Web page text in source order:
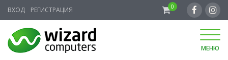
ВХОД РЕГИСТРАЦИЯ 0
МЕНЮ